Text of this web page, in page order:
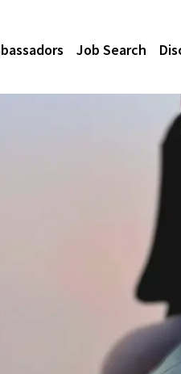
Job Search